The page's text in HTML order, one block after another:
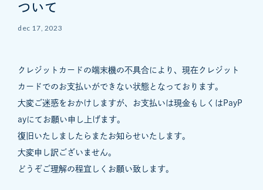
ついて
dec 17, 2023
クレジットカードの端末機の不具合により、現在クレジット
カードでのお支払いができない状態となっております。
大変ご迷惑をおかけしますが、お支払いは現金もしくはPayP
ayにてお願い申し上げます。
復旧いたしましたらまたお知らせいたします。
大変申し訳ございません。
どうぞご理解の程宜しくお願い致します。